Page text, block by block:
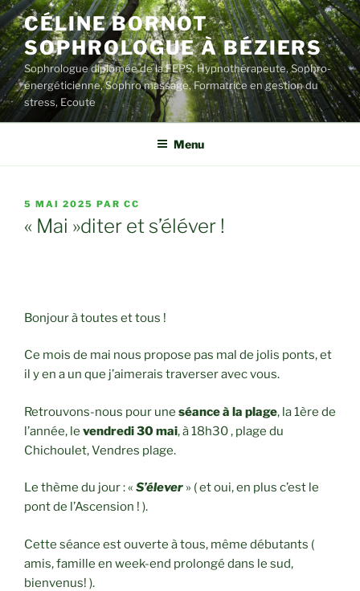
Aller
au
contenu
principal
CÉLINE BORNOT
SOPHROLOGUE À BÉZIERS
Sophrologue diplômée de la FEPS, Hypnothérapeute, Sophro-
énergéticienne, Sophro massage, Formatrice en gestion du
stress, Ecoute
Menu
PUBLIÉ
5 MAI 2025 PAR CC
« Mai »diter et s’éléver !
Bonjour à toutes et tous !
Ce mois de mai nous propose pas mal de jolis ponts, et
il y en a un que j’aimerais traverser avec vous.
Retrouvons-nous pour une séance à la plage, la 1ère de
l’année, le vendredi 30 mai, à 18h30 , plage du
Chichoulet, Vendres plage.
Le thème du jour : « S’élever » ( et oui, en plus c’est le
pont de l’Ascension ! ).
Cette séance est ouverte à tous, même débutants (
amis, famille en week-end prolongé dans le sud,
bienvenus! ).